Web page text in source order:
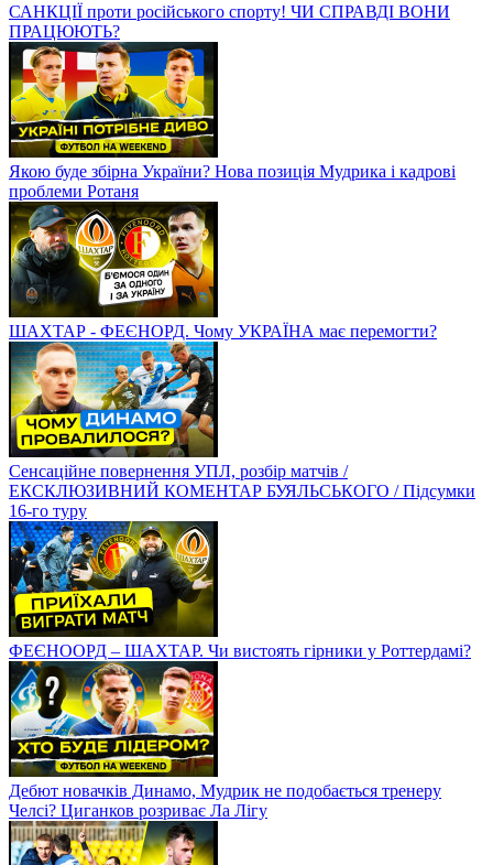
САНКЦІЇ проти російського спорту! ЧИ СПРАВДІ ВОНИ
ПРАЦЮЮТЬ?
Якою буде збірна України? Нова позиція Мудрика і кадрові
проблеми Ротаня
ШАХТАР - ФЕЄНОРД. Чому УКРАЇНА має перемогти?
Сенсаційне повернення УПЛ, розбір матчів /
ЕКСКЛЮЗИВНИЙ КОМЕНТАР БУЯЛЬСЬКОГО / Підсумки
16-го туру
ФЕЄНООРД – ШАХТАР. Чи вистоять гірники у Роттердамі?
Дебют новачків Динамо, Мудрик не подобається тренеру
Челсі? Циганков розриває Ла Лігу